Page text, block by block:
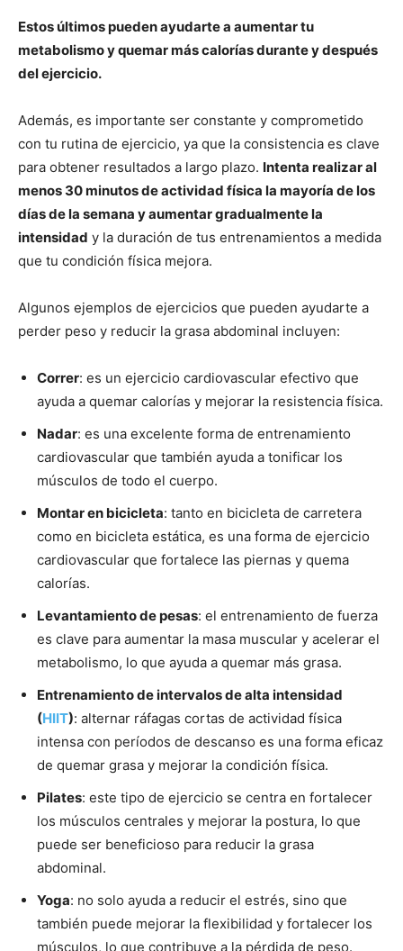
Estos últimos pueden ayudarte a aumentar tu
metabolismo y quemar más calorías durante y después
del ejercicio.
Además, es importante ser constante y comprometido
con tu rutina de ejercicio, ya que la consistencia es clave
para obtener resultados a largo plazo. Intenta realizar al
menos 30 minutos de actividad física la mayoría de los
días de la semana y aumentar gradualmente la
intensidad y la duración de tus entrenamientos a medida
que tu condición física mejora.
Algunos ejemplos de ejercicios que pueden ayudarte a
perder peso y reducir la grasa abdominal incluyen:
Correr: es un ejercicio cardiovascular efectivo que
ayuda a quemar calorías y mejorar la resistencia física.
Nadar: es una excelente forma de entrenamiento
cardiovascular que también ayuda a tonificar los
músculos de todo el cuerpo.
Montar en bicicleta: tanto en bicicleta de carretera
como en bicicleta estática, es una forma de ejercicio
cardiovascular que fortalece las piernas y quema
calorías.
Levantamiento de pesas: el entrenamiento de fuerza
es clave para aumentar la masa muscular y acelerar el
metabolismo, lo que ayuda a quemar más grasa.
Entrenamiento de intervalos de alta intensidad
(HIIT): alternar ráfagas cortas de actividad física
intensa con períodos de descanso es una forma eficaz
de quemar grasa y mejorar la condición física.
Pilates: este tipo de ejercicio se centra en fortalecer
los músculos centrales y mejorar la postura, lo que
puede ser beneficioso para reducir la grasa
abdominal.
Yoga: no solo ayuda a reducir el estrés, sino que
también puede mejorar la flexibilidad y fortalecer los
músculos, lo que contribuye a la pérdida de peso.